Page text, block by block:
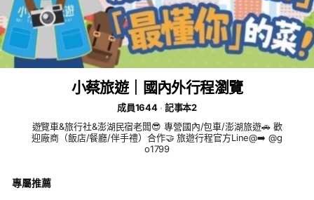
小蔡旅遊｜國內外行程瀏覽
成員1644
記事本2
遊覽車&旅行社&澎湖民宿老闆😎 專營國內/包車/澎湖旅遊🚗 歡
迎廠商（飯店/餐廳/伴手禮）合作🤝 旅遊行程官方Line@➡️ @g
o1799
專屬推薦